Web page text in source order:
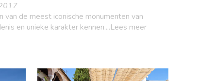
van de meest iconische monumenten van
en unieke karakter kennen....Lees meer